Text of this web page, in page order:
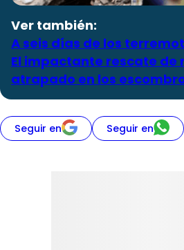
Ver también:
A seis días de los
El impactante rescate de
atrapado en los
Seguir en Seguir en